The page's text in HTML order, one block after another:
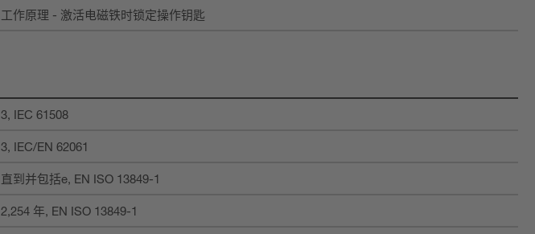
工作原理 - 激活电磁铁时锁定操作钥匙
3, IEC 61508
3, IEC/EN 62061
直到并包括e, EN ISO 13849-1
2,254 年, EN ISO 13849-1